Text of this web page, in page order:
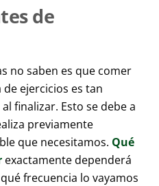
de
no saben es que comer
ejercicios es tan
finalizar. Esto se debe a
previamente
que necesitamos. Qué
exactamente dependerá
frecuencia lo vayamos